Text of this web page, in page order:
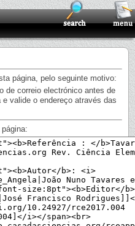
página, pelo seguinte motivo:
de correio electrónico antes de
valide o endereço através das